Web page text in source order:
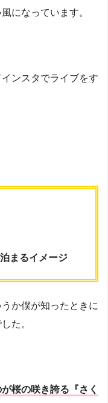
になっています。
ンスタでライブをす
まるイメージ
か僕が知ったときに
た。
桜の咲き誇る『さく